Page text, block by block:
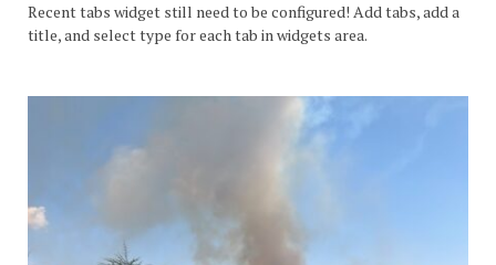
Recent tabs widget still need to be configured! Add tabs, add a
title, and select type for each tab in widgets area.